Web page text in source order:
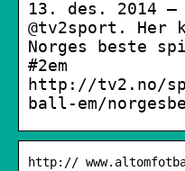
13. des. 2014 —
@tv2sport. Her
Norges beste
#2em
http://tv2.no/
ball-em/
http://